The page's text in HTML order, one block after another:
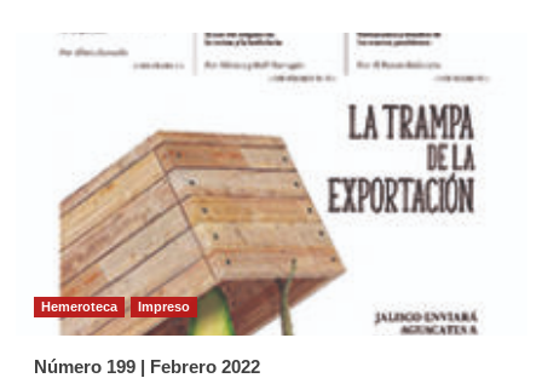
Hemeroteca Impreso
Número 199 | Febrero 2022